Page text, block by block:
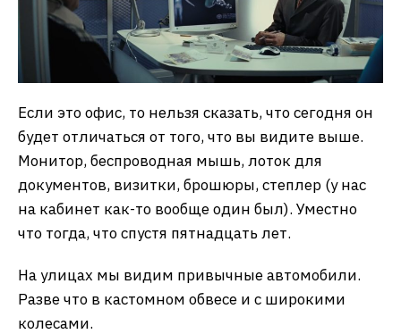
Если это офис, то нельзя сказать, что сегодня он
будет отличаться от того, что вы видите выше.
Монитор, беспроводная мышь, лоток для
документов, визитки, брошюры, степлер (у нас
на кабинет как-то вообще один был). Уместно
что тогда, что спустя пятнадцать лет.
На улицах мы видим привычные автомобили.
Разве что в кастомном обвесе и с широкими
колесами.